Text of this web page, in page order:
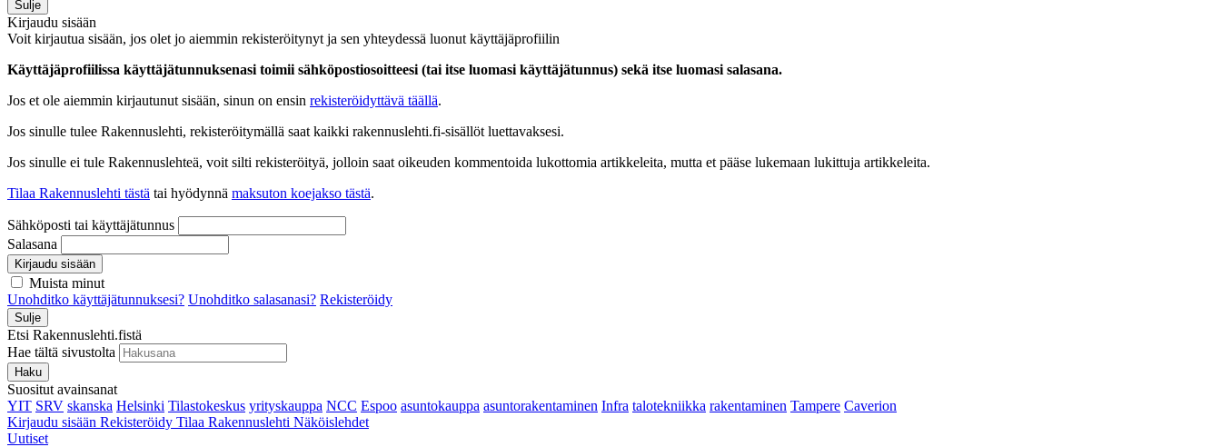
Sulje
Kirjaudu sisään
Voit kirjautua sisään, jos olet jo aiemmin rekisteröitynyt ja sen yhteydessä luonut käyttäjäprofiilin
Käyttäjäprofiilissa käyttäjätunnuksenasi toimii sähköpostiosoitteesi (tai itse luomasi käyttäjätunnus) sekä itse luomasi salasana.
Jos et ole aiemmin kirjautunut sisään, sinun on ensin rekisteröidyttävä täällä.
Jos sinulle tulee Rakennuslehti, rekisteröitymällä saat kaikki rakennuslehti.fi-sisällöt luettavaksesi.
Jos sinulle ei tule Rakennuslehteä, voit silti rekisteröityä, jolloin saat oikeuden kommentoida lukottomia artikkeleita, mutta et pääse lukemaan lukittuja artikkeleita.
Tilaa Rakennuslehti tästä tai hyödynnä maksuton koejakso tästä.
Sähköposti tai käyttäjätunnus
Salasana
Kirjaudu sisään
Muista minut
Unohditko käyttäjätunnuksesi? Unohditko salasanasi? Rekisteröidy
Sulje
Etsi Rakennuslehti.fistä
Hae tältä sivustolta
Haku
Suositut avainsanat
YIT SRV skanska Helsinki Tilastokeskus yrityskauppa NCC Espoo asuntokauppa asuntorakentaminen Infra talotekniikka rakentaminen Tampere Caverion
Kirjaudu sisään Rekisteröidy Tilaa Rakennuslehti Näköislehdet
Uutiset